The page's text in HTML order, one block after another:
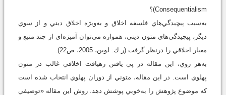
Consequentialism)؟
به‌سبب پيچيدگي‌هاي فلسفه اخلاق و به‌ويژه اخلاق ديني و از سوي
ديگر، پيچيدگي‌هاي متون ديني، همواره مي‌توان آميزه‌‌‌اي از چند منبع و
معيار اخلاقي را درنظر گرفت (ر.ك: لوين، 2005، ص22).
به‌هر روي، اين مقاله در پي يافتن رهيافت اخلاقي غالب در متون
پهلوي است. در اين مقاله، متوني از دوران پهلوي انتخاب شده است
که موضوع پژوهش را به‌خوبي پوشش دهد. روش اين مقاله «توصيفي